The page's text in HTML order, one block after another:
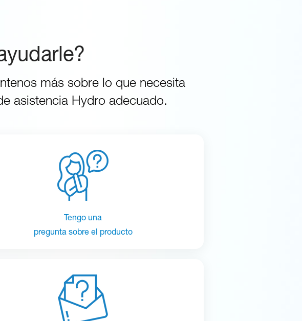
más sobre lo que necesita
asistencia Hydro adecuado.
Tengo una
pregunta sobre el producto